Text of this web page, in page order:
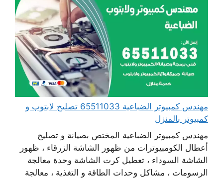
مهندس كمبيوتر الضباعية 65511033 تصليح لابتوب و
كمبيوتر بالمنزل
مهندس كمبيوتر الضباعية المختص بصيانة و تصليح
أعطال الكومبيوترات من ظهور الشاشة الزرقاء ، ظهور
الشاشة السوداء ، تعطيل كرت الشاشة وحدة معالجة
الرسومات ، مشاكل وحدات الطاقة و التغذية ، معالجة